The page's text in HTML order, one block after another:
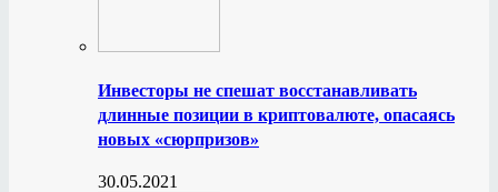
Инвесторы не спешат восстанавливать
длинные позиции в криптовалюте, опасаясь
новых «сюрпризов»
30.05.2021